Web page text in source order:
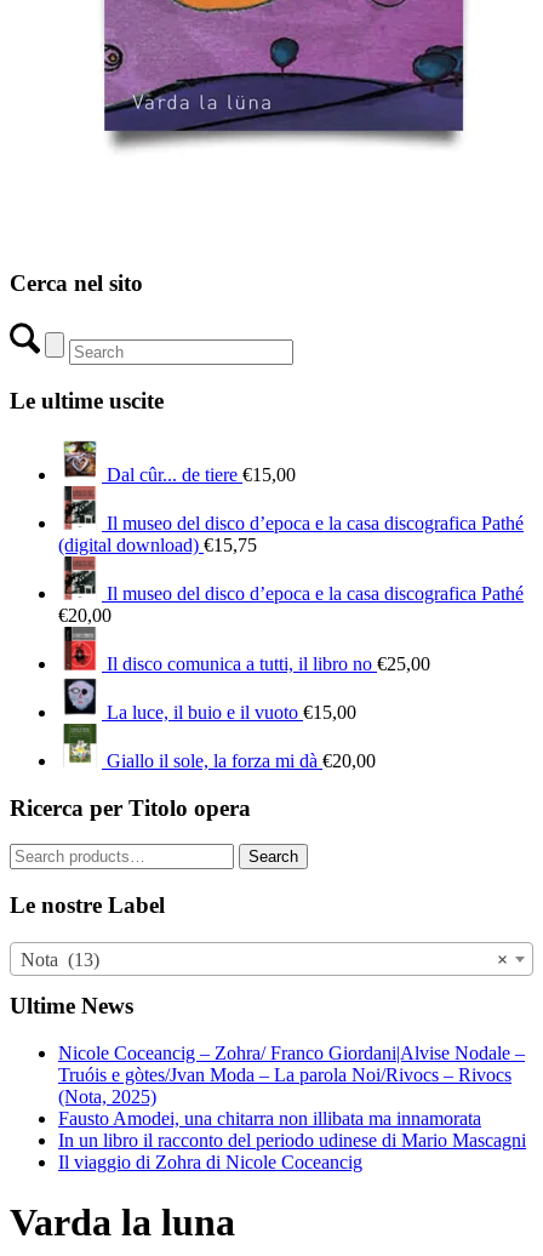
Cerca nel sito
Le ultime uscite
Dal cûr... de tiere €15,00
Il museo del disco d’epoca e la casa discografica Pathé
(digital download) €15,75
Il museo del disco d’epoca e la casa discografica Pathé
€20,00
Il disco comunica a tutti, il libro no €25,00
La luce, il buio e il vuoto €15,00
Giallo il sole, la forza mi dà €20,00
Ricerca per Titolo opera
Search
for:
Search
Le nostre Label
×
Nota (13)
Ultime News
Nicole Coceancig – Zohra/ Franco Giordani|Alvise Nodale –
Truóis e gòtes/Jvan Moda – La parola Noi/Rivocs – Rivocs
(Nota, 2025)
Fausto Amodei, una chitarra non illibata ma innamorata
In un libro il racconto del periodo udinese di Mario Mascagni
Il viaggio di Zohra di Nicole Coceancig
Varda la luna